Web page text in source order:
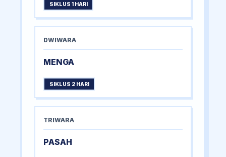
SIKLUS 1 HARI
DWIWARA
MENGA
SIKLUS 2 HARI
TRIWARA
PASAH